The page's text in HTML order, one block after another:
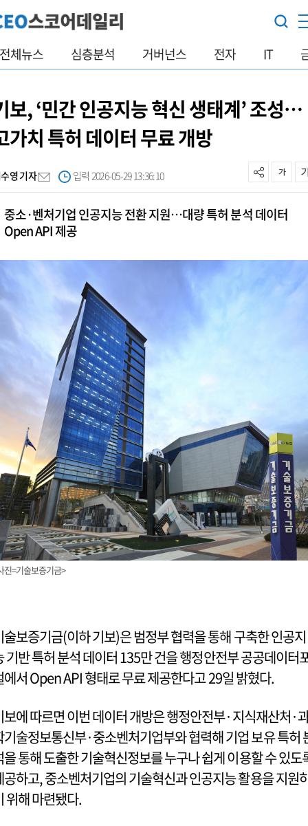
전체뉴스 심층분석 거버넌스 전자 IT
보, ‘민간 인공지능 혁신 생태계’ 조성…
가치 특허 데이터 무료 개방
영 기자 입력 2026-05-29 13:36:10
중소·벤처기업 인공지능 전환 지원…대량 특허 분석 데이터
Open API 제공
진=기술보증기금>
술보증기금(이하 기보)은 범정부 협력을 통해 구축한 인공지
기반 특허 분석 데이터 135만 건을 행정안전부 공공데이터
에서 Open API 형태로 무료 제공한다고 29일 밝혔다.
보에 따르면 이번 데이터 개방은 행정안전부·지식재산처·
기술정보통신부·중소벤처기업부와 협력해 기업 보유 특허
을 통해 도출한 기술혁신정보를 누구나 쉽게 이용할 수 있도
공하고, 중소벤처기업의 기술혁신과 인공지능 활용을 지원
위해 마련됐다.